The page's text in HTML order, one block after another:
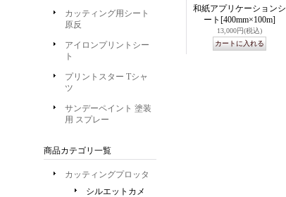
カッティング用シート
原反
アイロンプリントシー
ト
プリントスター Tシャ
ツ
サンデーペイント 塗装
用 スプレー
商品カテゴリ一覧
カッティングプロッタ
シルエットカメ
和紙アプリケーションシ
ート [400mm×100m]
13,000円(税込)